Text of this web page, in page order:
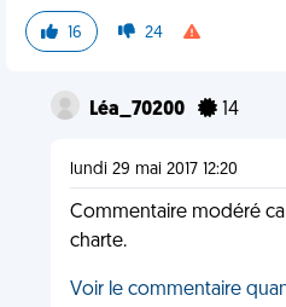
16 24
Léa_70200 14
lundi 29 mai 2017 12:20
Commentaire modéré
charte.
Voir le commentaire